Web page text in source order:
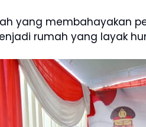
yang membahayakan
rumah yang layak